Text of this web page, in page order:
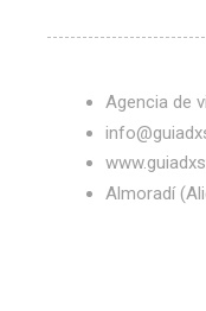
Agencia de
Almoradí